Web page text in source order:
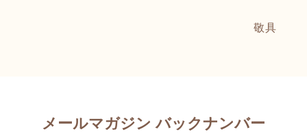
敬具
メールマガジン バックナンバー